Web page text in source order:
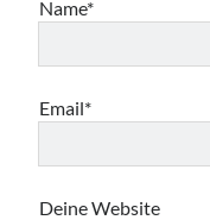
Name*
Email*
Deine Website